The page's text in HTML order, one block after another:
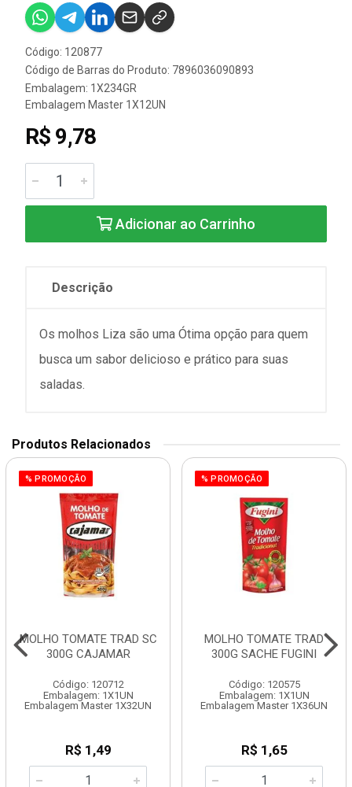
Código: 120877
Código de Barras do Produto: 7896036090893
Embalagem: 1X234GR
Embalagem Master 1X12UN
R$ 9,78
Adicionar ao Carrinho
Descrição
Os molhos Liza são uma Ótima opção para quem
busca um sabor delicioso e prático para suas
saladas.
Produtos Relacionados
% PROMOÇÃO
MOLHO TOMATE TRAD SC
300G CAJAMAR
Código: 120712
Embalagem: 1X1UN
Embalagem Master 1X32UN
R$ 1,49
% PROMOÇÃO
MOLHO TOMATE TRAD
300G SACHE FUGINI
Código: 120575
Embalagem: 1X1UN
Embalagem Master 1X36UN
R$ 1,65